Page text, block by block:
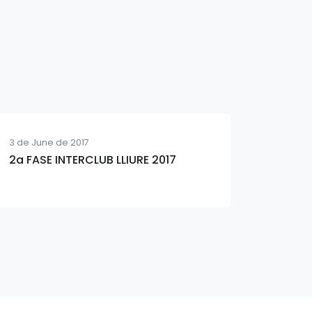
3 de June de 2017
2a FASE INTERCLUB LLIURE 2017